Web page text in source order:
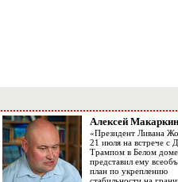
Алексей
«Президент Ливана
21 июля на встрече с
Трампом в Белом доме
представил ему
план по укреплению